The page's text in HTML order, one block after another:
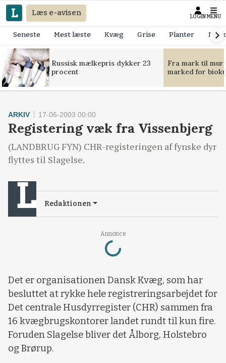
Læs e-avisen LOGIN MENU
Seneste Mest læste Kvæg Grise Planter
Russisk mælkepris dykker 23
procent
Fra mark til
marked for
Annonce
Loading...
ARKIV 17-06-2003 00:00
Registering væk fra Vissenbjerg
(LANDBRUG FYN) CHR-registeringen af fynske dyr
flyttes til Slagelse.
Redaktionen
Det er organisationen Dansk Kvæg, som har
besluttet at rykke hele registreringsarbejdet for
Det centrale Husdyrregister (CHR) sammen fra
16 kvægbrugskontorer landet rundt til kun fire.
Foruden Slagelse bliver det Ålborg, Holstebro
og Brørup.